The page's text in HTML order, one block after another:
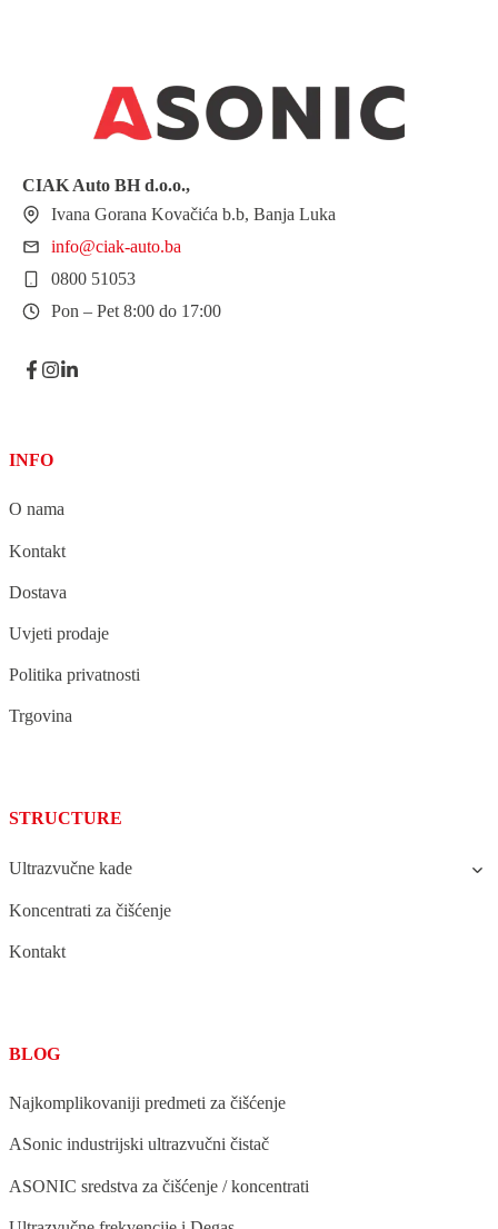
CIAK Auto BH d.o.o.,
Ivana Gorana Kovačića b.b, Banja Luka
info@ciak-auto.ba
0800 51053
Pon – Pet 8:00 do 17:00
INFO
O nama
Kontakt
Dostava
Uvjeti prodaje
Politika privatnosti
Trgovina
STRUCTURE
Ultrazvučne kade
Koncentrati za čišćenje
Kontakt
BLOG
Najkomplikovaniji predmeti za čišćenje
ASonic industrijski ultrazvučni čistač
ASONIC sredstva za čišćenje / koncentrati